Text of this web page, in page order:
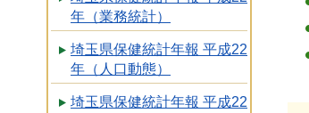
年（業務統計）
埼玉県保健統計年報 平成22
年（人口動態）
埼玉県保健統計年報 平成22